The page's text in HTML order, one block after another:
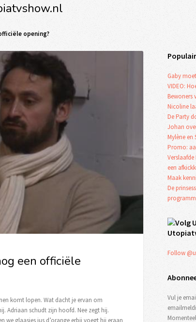
opening?
een officiële
komt lopen. Wat dacht je ervan om
Adriaan schudt zijn hoofd. Nee zegt hij.
we glaasjes jus d’orange erbij voegt hij eraan
Gaby
VIDEO:
Bewoners
Nicoline
De Party
Johan
Mylène en
Promo:
een
Maak
De
Follow
Vul je